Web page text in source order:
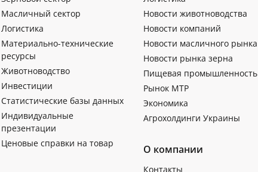
Масличный сектор
Логистика
Материально-технические
ресурсы
Животноводство
Инвестиции
Статистические базы данных
Индивидуальные
презентации
Ценовые справки на товар
Новости животноводства
Новости компаний
Новости масличного рынка
Новости рынка зерна
Пищевая промышленность
Рынок МТР
Экономика
Агрохолдинги Украины
О компании
Контакты